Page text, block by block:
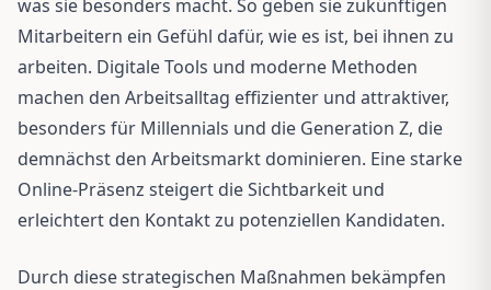
was sie besonders macht. So geben sie zukünftigen
Mitarbeitern ein Gefühl dafür, wie es ist, bei ihnen zu
arbeiten. Digitale Tools und moderne Methoden
machen den Arbeitsalltag effizienter und attraktiver,
besonders für Millennials und die Generation Z, die
demnächst den Arbeitsmarkt dominieren. Eine starke
Online-Präsenz steigert die Sichtbarkeit und
erleichtert den Kontakt zu potenziellen Kandidaten.
Durch diese strategischen Maßnahmen bekämpfen